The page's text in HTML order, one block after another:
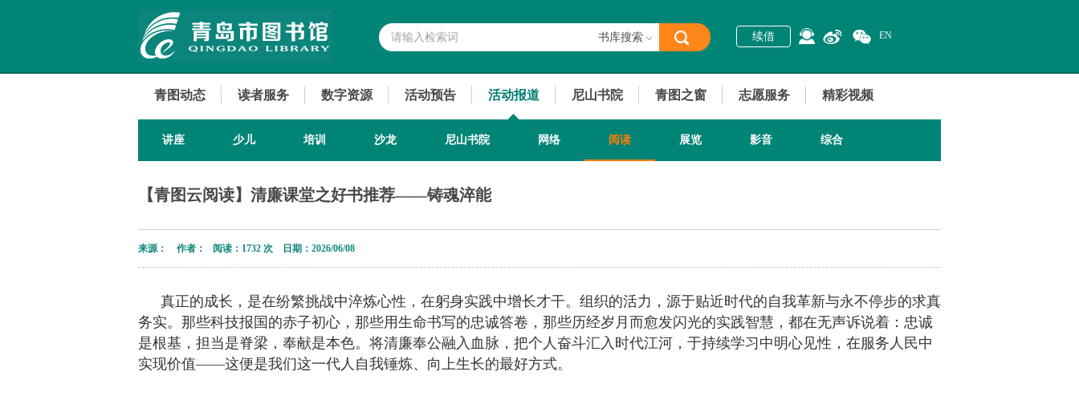
书库搜索 续借 EN
青图动态 读者服务 数字资源 活动预告 活动报道 尼山书院 青图之窗 志愿服务 精彩视频
讲座 少儿 培训 沙龙 尼山书院 网络 阅读 展览 影音 综合
【青图云阅读】清廉课堂之好书推荐——铸魂淬能
来源： 作者： 阅读： 1732 次 日期：2026/06/08
真正的成长，是在纷繁挑战中淬炼心性，在躬身实践中增长才干。组织的活力，源于贴近时代的自我革新与永不停步的求真
务实。那些科技报国的赤子初心，那些用生命书写的忠诚答卷，那些历经岁月而愈发闪光的实践智慧，都在无声诉说着：忠诚
是根基，担当是脊梁，奉献是本色。将清廉奉公融入血脉，把个人奋斗汇入时代江河，于持续学习中明心见性，在服务人民中
实现价值——这便是我们这一代人自我锤炼、向上生长的最好方式。